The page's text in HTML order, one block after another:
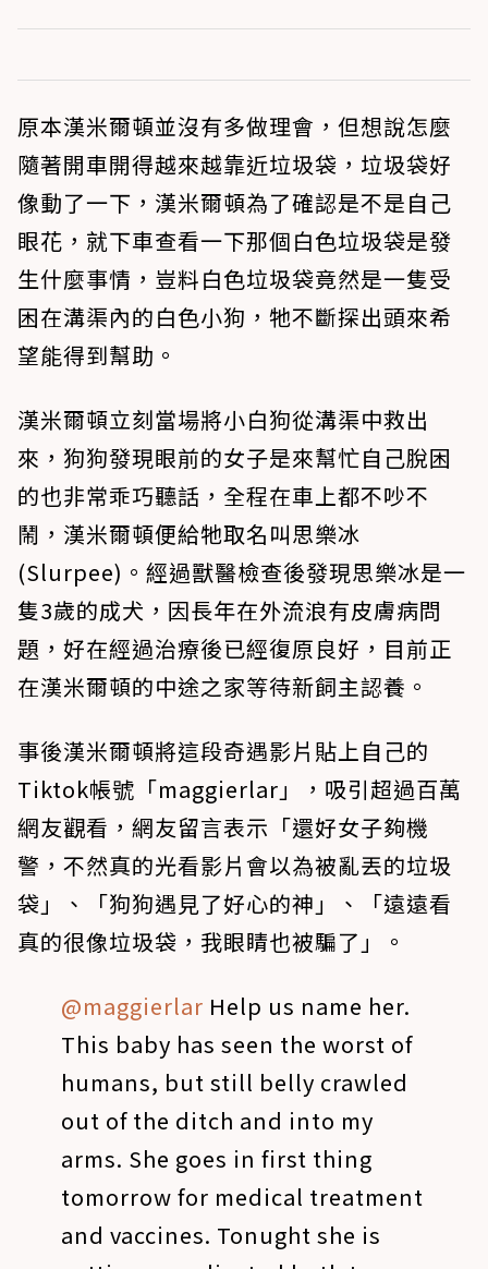
原本漢米爾頓並沒有多做理會，但想說怎麼
隨著開車開得越來越靠近垃圾袋，垃圾袋好
像動了一下，漢米爾頓為了確認是不是自己
眼花，就下車查看一下那個白色垃圾袋是發
生什麼事情，豈料白色垃圾袋竟然是一隻受
困在溝渠內的白色小狗，牠不斷探出頭來希
望能得到幫助。
漢米爾頓立刻當場將小白狗從溝渠中救出
來，狗狗發現眼前的女子是來幫忙自己脫困
的也非常乖巧聽話，全程在車上都不吵不
鬧，漢米爾頓便給牠取名叫思樂冰
(Slurpee)。經過獸醫檢查後發現思樂冰是一
隻3歲的成犬，因長年在外流浪有皮膚病問
題，好在經過治療後已經復原良好，目前正
在漢米爾頓的中途之家等待新飼主認養。
事後漢米爾頓將這段奇遇影片貼上自己的
Tiktok帳號「maggierlar」，吸引超過百萬
網友觀看，網友留言表示「還好女子夠機
警，不然真的光看影片會以為被亂丟的垃圾
袋」、「狗狗遇見了好心的神」、「遠遠看
真的很像垃圾袋，我眼睛也被騙了」。
@maggierlar Help us name her.
This baby has seen the worst of
humans, but still belly crawled
out of the ditch and into my
arms. She goes in first thing
tomorrow for medical treatment
and vaccines. Tonught she is